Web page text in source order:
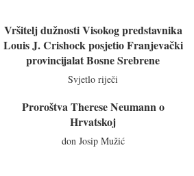
Vršitelj dužnosti Visokog predstavnika
Louis J. Crishock posjetio Franjevački
provincijalat Bosne Srebrene
Svjetlo riječi
Proroštva Therese Neumann o
Hrvatskoj
don Josip Mužić